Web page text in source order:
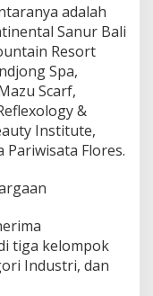
adalah
Sanur Bali
Resort
Spa,
Scarf,
&
Institute,
Pariwisata Flores.
tiga kelompok
Industri, dan